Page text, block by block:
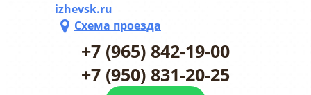
izhevsk.ru
Схема проезда
+7 (965) 842-19-00
+7 (950) 831-20-25